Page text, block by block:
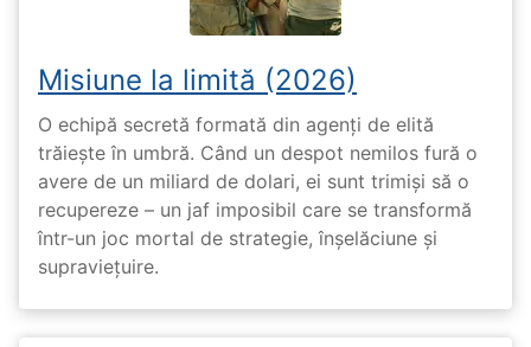
Misiune la limită (2026)
O echipă secretă formată din agenți de elită
trăiește în umbră. Când un despot nemilos fură o
avere de un miliard de dolari, ei sunt trimiși să o
recupereze – un jaf imposibil care se transformă
într-un joc mortal de strategie, înșelăciune și
supraviețuire.